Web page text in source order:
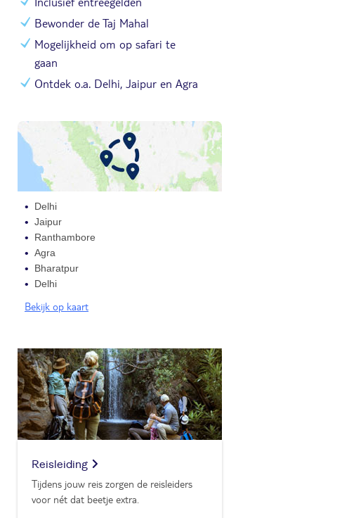
Bewonder de Taj Mahal
Mogelijkheid om op safari te
gaan
Ontdek o.a. Delhi, Jaipur en Agra
Delhi
Jaipur
Ranthambore
Agra
Bharatpur
Delhi
Bekijk op kaart
Reisleiding
Tijdens jouw reis zorgen de reisleiders
voor nét dat beetje extra.